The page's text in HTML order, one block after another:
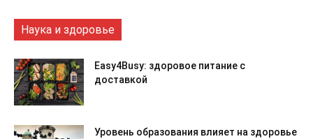
Наука и здоровье
Easy4Busy: здоровое питание с
доставкой
Уровень образования влияет на здоровье